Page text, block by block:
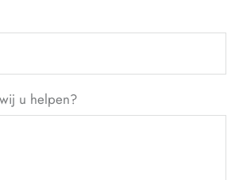
u helpen?